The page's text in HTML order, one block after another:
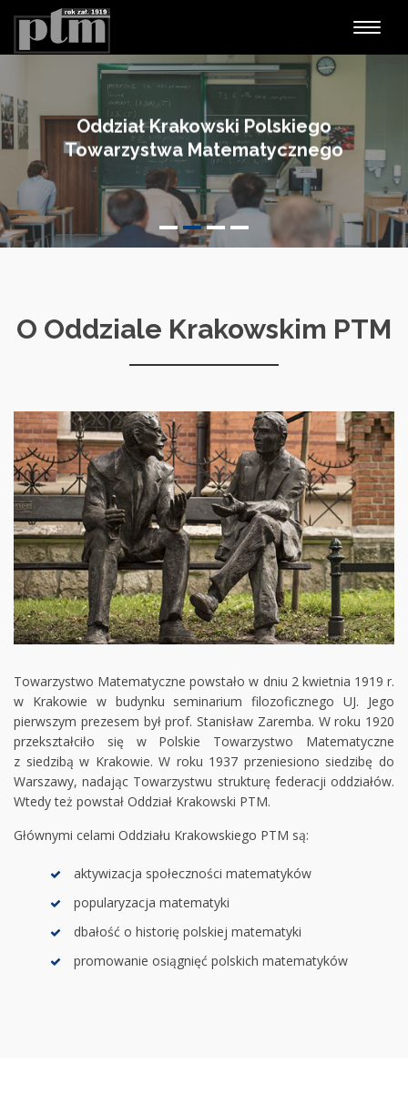
Oddział Krakowski Polskiego
Towarzystwa Matematycznego
O Oddziale Krakowskim PTM
Towarzystwo Matematyczne powstało w dniu 2 kwietnia 1919 r.
w Krakowie w budynku seminarium filozoficznego UJ. Jego
pierwszym prezesem był prof. Stanisław Zaremba. W roku 1920
przekształciło się w Polskie Towarzystwo Matematyczne
z siedzibą w Krakowie. W roku 1937 przeniesiono siedzibę do
Warszawy, nadając Towarzystwu strukturę federacji oddziałów.
Wtedy też powstał Oddział Krakowski PTM.
Głównymi celami Oddziału Krakowskiego PTM są:
aktywizacja społeczności matematyków
popularyzacja matematyki
dbałość o historię polskiej matematyki
promowanie osiągnięć polskich matematyków